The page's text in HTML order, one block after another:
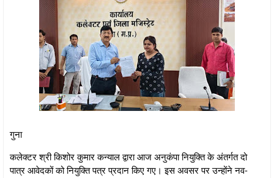
गुना
कलेक्टर श्री किशोर कुमार कन्याल द्वारा आज अनुकंपा नियुक्ति के अंतर्गत दो
पात्र आवेदकों को नियुक्ति पत्र प्रदान किए गए। इस अवसर पर उन्होंने नव-